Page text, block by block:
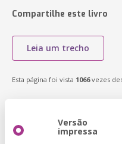
Compartilhe este livro
Leia um trecho
Esta página foi vista 1066vezes
Versão
impressa